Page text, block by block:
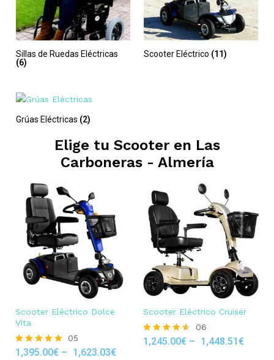
Sillas de Ruedas Eléctricas
(6)
Scooter Eléctrico (11)
Grúas Eléctricas (2)
Elige tu Scooter en Las
Carboneras - Almería
Scooter Eléctrico Dolce
Vita
Rated
05
1,395.00€ – 1,623.03€
Scooter Eléctrico Cruiser
Rated
06
1,245.00€ – 1,448.51€